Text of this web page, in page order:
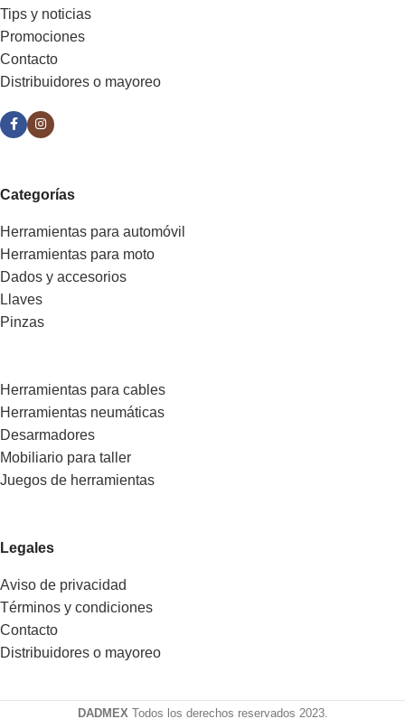
Tips y noticias
Promociones
Contacto
Distribuidores o mayoreo
Categorías
Herramientas para automóvil
Herramientas para moto
Dados y accesorios
Llaves
Pinzas
Herramientas para cables
Herramientas neumáticas
Desarmadores
Mobiliario para taller
Juegos de herramientas
Legales
Aviso de privacidad
Términos y condiciones
Contacto
Distribuidores o mayoreo
DADMEX Todos los derechos reservados 2023.